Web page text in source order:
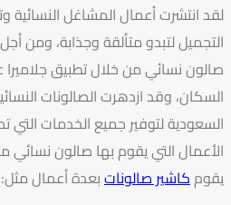
لقد انتشرت أعمال المشاغل
التجميل لتبدو متألقة وجذابة، ومن
صالون نسائي من خلال تطبيق جلاميرا
السكان، وقد ازدهرت الصالونات
السعودية لتوفير جميع الخدمات التي
الأعمال التي يقوم بها صالون نسائي
يقومكاشير صالوناتبعدة أعمال مثل: